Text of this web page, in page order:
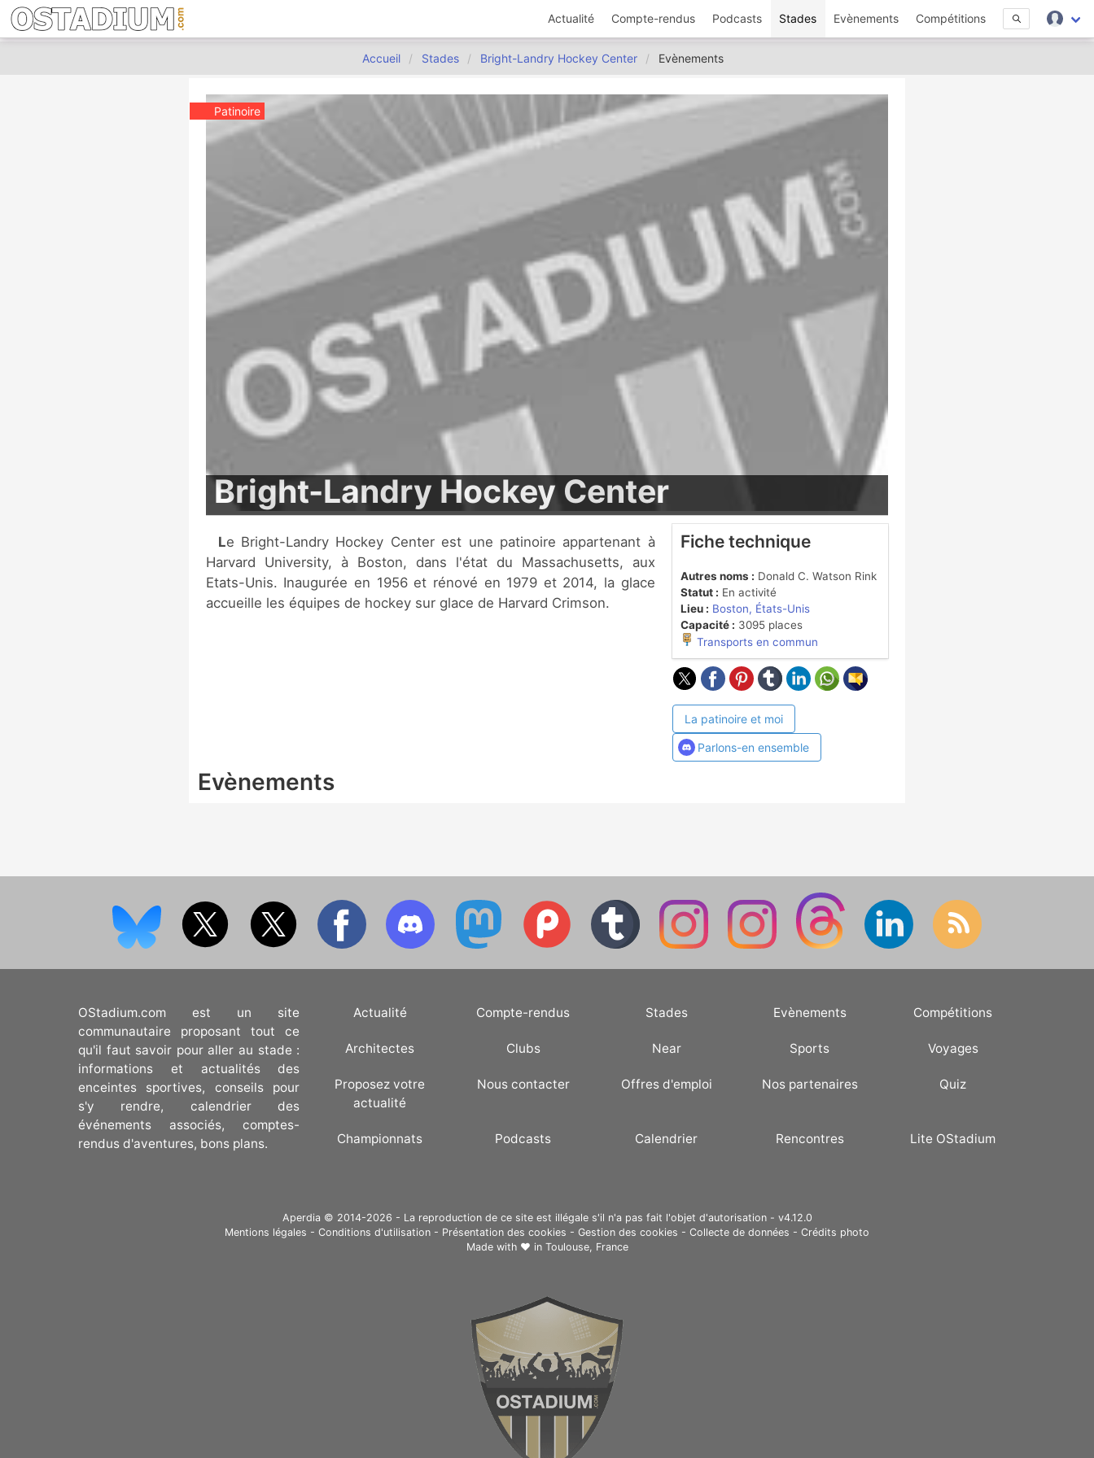
Actualité Compte-rendus Podcasts Stades Evènements Compétitions
Accueil Stades Bright-Landry Hockey Center Evènements
Patinoire
Bright-Landry Hockey Center
Le Bright-Landry Hockey Center est une patinoire appartenant à
Harvard University, à Boston, dans l'état du Massachusetts, aux
Etats-Unis. Inaugurée en 1956 et rénové en 1979 et 2014, la glace
accueille les équipes de hockey sur glace de Harvard Crimson.
Fiche technique
Autres noms : Donald C. Watson Rink
Statut : En activité
Lieu : Boston, États-Unis
Capacité : 3095 places
Transports en commun
La patinoire et moi
Parlons-en ensemble
Evènements
OStadium.com est un site
communautaire proposant tout ce
qu'il faut savoir pour aller au stade :
informations et actualités des
enceintes sportives, conseils pour
s'y rendre, calendrier des
événements associés, comptes-
rendus d'aventures, bons plans.
Actualité Compte-rendus Stades Evènements Compétitions
Architectes Clubs Near Sports Voyages
Proposez votre
actualité
Nous contacter Offres d'emploi Nos partenaires Quiz
Championnats Podcasts Calendrier Rencontres Lite OStadium
Aperdia © 2014-2026 - La reproduction de ce site est illégale s'il n'a pas fait l'objet d'autorisation - v4.12.0
Mentions légales - Conditions d'utilisation - Présentation des cookies - Gestion des cookies - Collecte de données - Crédits photo
Made with ❤ in Toulouse, France